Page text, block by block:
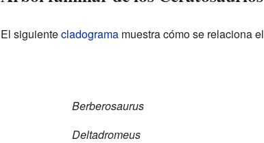
El siguientecladogramamuestra cómo se relaciona el
Berberosaurus
Deltadromeus